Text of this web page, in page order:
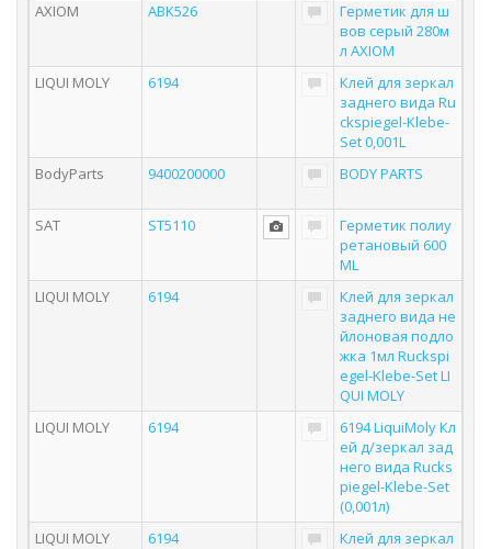
AXIOM
ABK526
Герметик для ш
вов серый 280м
л AXIOM
LIQUI MOLY
6194
Клей для зеркал
заднего вида Ru
ckspiegel-Klebe-
Set 0,001L
BodyParts
9400200000 BODY PARTS
SAT ST5110
Герметик полиу
ретановый 600
ML
LIQUI MOLY
6194
Клей для зеркал
заднего вида не
йлоновая подло
жка 1мл Ruckspi
egel-Klebe-Set LI
QUI MOLY
LIQUI MOLY
6194
6194 LiquiMoly Кл
ей д/зеркал зад
него вида Rucks
piegel-Klebe-Set
(0,001л)
LIQUI MOLY
6194
Клей для зеркал